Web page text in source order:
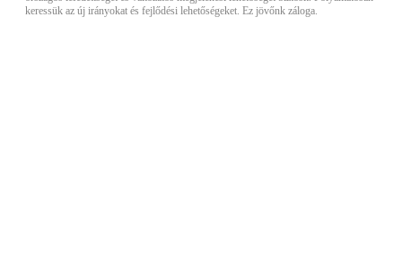
keressük az új irányokat és fejlődési lehetőségeket. Ez jövőnk záloga.